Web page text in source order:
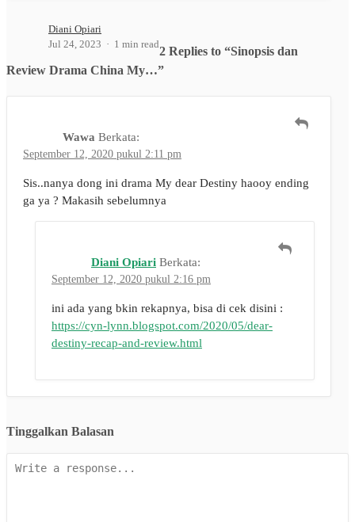
Diani Opiari
Jul 24, 2023
1 min read
2 Replies to “Sinopsis dan
Review Drama China My…”
Wawa Berkata:
September 12, 2020 pukul 2:11 pm
Sis..nanya dong ini drama My dear Destiny haooy ending
ga ya ? Makasih sebelumnya
Diani Opiari Berkata:
September 12, 2020 pukul 2:16 pm
ini ada yang bkin rekapnya, bisa di cek disini :
https://cyn-lynn.blogspot.com/2020/05/dear-
destiny-recap-and-review.html
Tinggalkan Balasan